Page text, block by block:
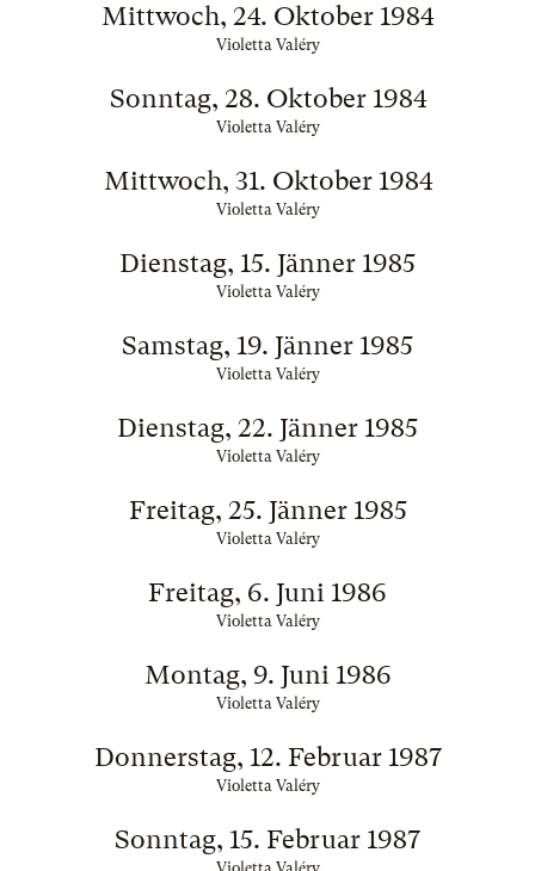
Mittwoch, 24. Oktober 1984
Violetta Valéry
Sonntag, 28. Oktober 1984
Violetta Valéry
Mittwoch, 31. Oktober 1984
Violetta Valéry
Dienstag, 15. Jänner 1985
Violetta Valéry
Samstag, 19. Jänner 1985
Violetta Valéry
Dienstag, 22. Jänner 1985
Violetta Valéry
Freitag, 25. Jänner 1985
Violetta Valéry
Freitag, 6. Juni 1986
Violetta Valéry
Montag, 9. Juni 1986
Violetta Valéry
Donnerstag, 12. Februar 1987
Violetta Valéry
Sonntag, 15. Februar 1987